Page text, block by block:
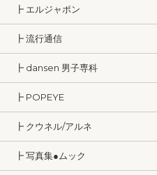
┣ エルジャポン
┣ 流行通信
┣ dansen 男子専科
┣ POPEYE
┣ クウネル/アルネ
┣ 写真集●ムック